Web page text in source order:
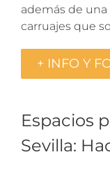
además de
carruajes que
+ INFO Y
Espacios
Sevilla: